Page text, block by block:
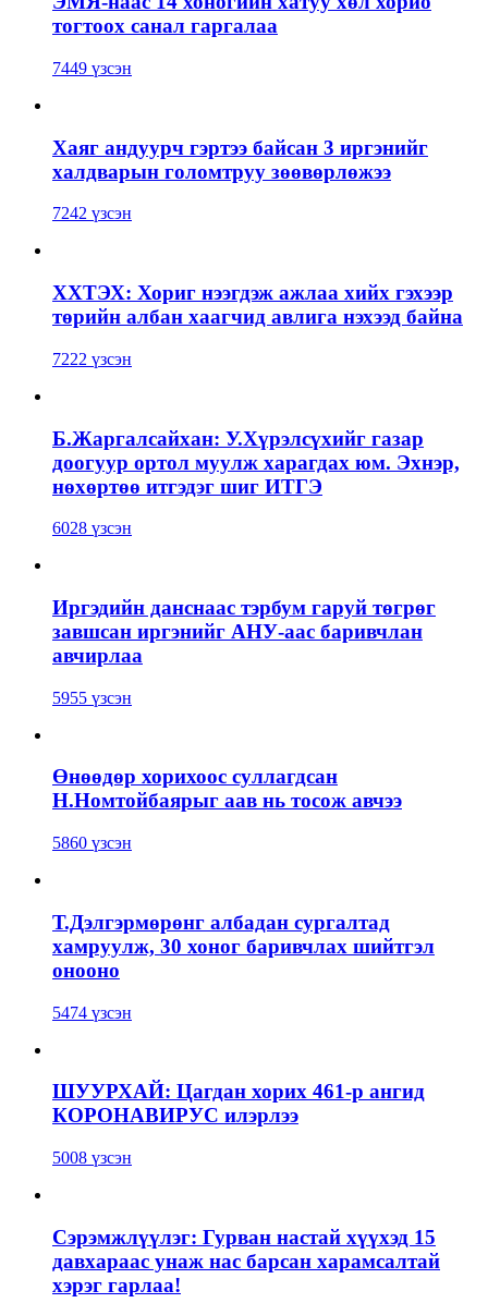
тогтоох санал гаргалаа
7449 үзсэн
Хаяг андуурч гэртээ байсан 3 иргэнийг
халдварын голомтруу зөөвөрлөжээ
7242 үзсэн
ХХТЭХ: Хориг нээгдэж ажлаа хийх гэхээр
төрийн албан хаагчид авлига нэхээд байна
7222 үзсэн
Б.Жаргалсайхан: У.Хүрэлсүхийг газар
доогуур ортол муулж харагдах юм. Эхнэр,
нөхөртөө итгэдэг шиг ИТГЭ
6028 үзсэн
Иргэдийн данснаас тэрбум гаруй төгрөг
завшсан иргэнийг АНУ-аас баривчлан
авчирлаа
5955 үзсэн
Өнөөдөр хорихоос суллагдсан
Н.Номтойбаярыг аав нь тосож авчээ
5860 үзсэн
Т.Дэлгэрмөрөнг албадан сургалтад
хамруулж, 30 хоног баривчлах шийтгэл
онооно
5474 үзсэн
ШУУРХАЙ: Цагдан хорих 461-р ангид
КОРОНАВИРУС илэрлээ
5008 үзсэн
Сэрэмжлүүлэг: Гурван настай хүүхэд 15
давхараас унаж нас барсан харамсалтай
хэрэг гарлаа!